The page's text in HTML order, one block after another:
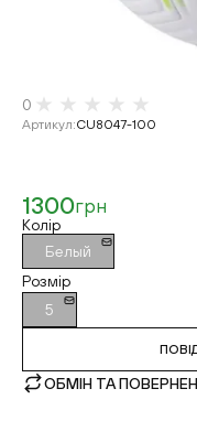
0
Артикул:CU8047-100
1300грн
Колір
Белый
Розмір
5
ОБМІН ТА